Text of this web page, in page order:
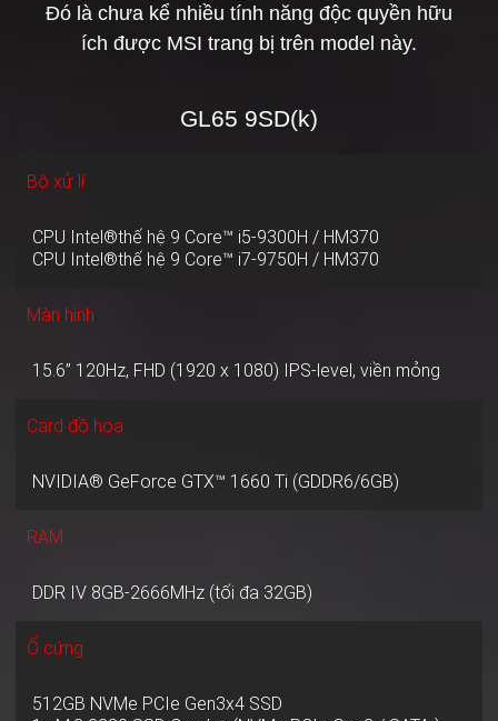
Đó là chưa kể nhiều tính năng độc quyền hữu
ích được MSI trang bị trên model này.
GL65 9SD(k)
Bộ xử lí
CPU Intel®thế hệ 9 Core™ i5-9300H / HM370
CPU Intel®thế hệ 9 Core™ i7-9750H / HM370
Màn hình
15.6” 120Hz, FHD (1920 x 1080) IPS-level, viền mỏng
Card đồ họa
NVIDIA® GeForce GTX™ 1660 Ti (GDDR6/6GB)
RAM
DDR IV 8GB-2666MHz (tối đa 32GB)
Ổ cứng
512GB NVMe PCIe Gen3x4 SSD